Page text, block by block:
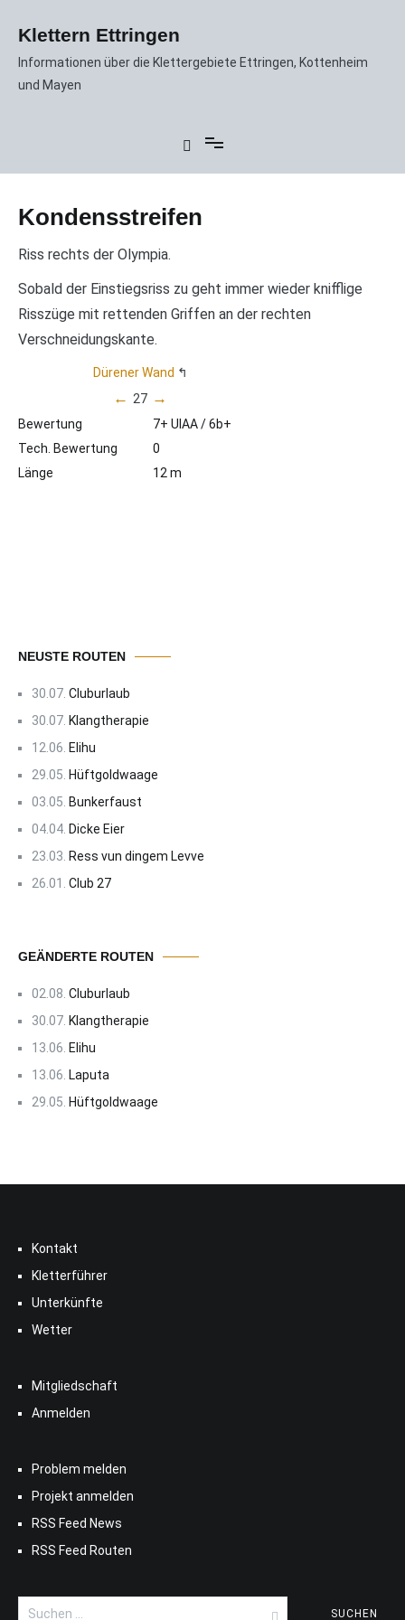
Inhalt
springen
Klettern Ettringen
Informationen über die Klettergebiete Ettringen, Kottenheim
und Mayen
Kondensstreifen
Riss rechts der Olympia.
Sobald der Einstiegsriss zu geht immer wieder knifflige
Risszüge mit rettenden Griffen an der rechten
Verschneidungskante.
Dürener Wand
← 27 →
Bewertung
7+ UIAA / 6b+
Tech. Bewertung
0
Länge
12 m
NEUSTE ROUTEN
30.07. Cluburlaub
30.07. Klangtherapie
12.06. Elihu
29.05. Hüftgoldwaage
03.05. Bunkerfaust
04.04. Dicke Eier
23.03. Ress vun dingem Levve
26.01. Club 27
GEÄNDERTE ROUTEN
02.08. Cluburlaub
30.07. Klangtherapie
13.06. Elihu
13.06. Laputa
29.05. Hüftgoldwaage
Kontakt
Kletterführer
Unterkünfte
Wetter
Mitgliedschaft
Anmelden
Problem melden
Projekt anmelden
RSS Feed News
RSS Feed Routen
Suchen